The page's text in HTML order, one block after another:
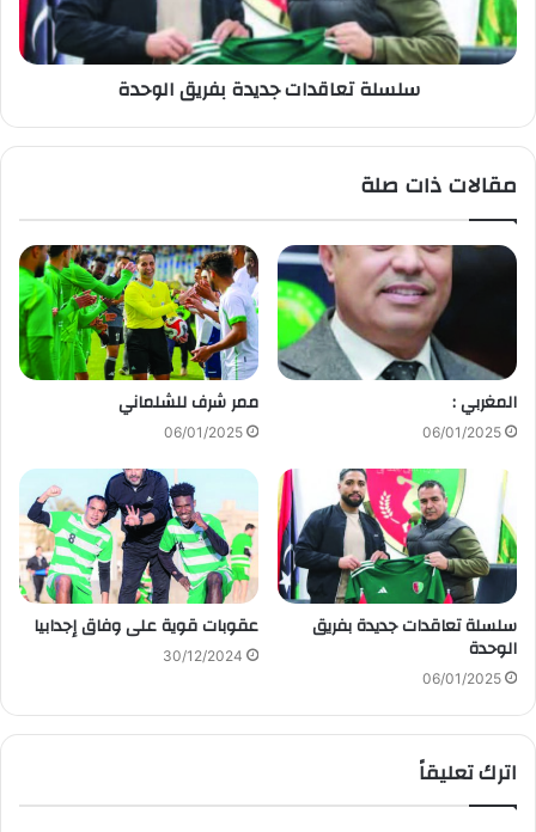
سلسلة تعاقدات جديدة بفريق الوحدة
مقالات ذات صلة
المغربي :
06/01/2025
ممر شرف للشلماني
06/01/2025
سلسلة تعاقدات جديدة بفريق
الوحدة
06/01/2025
عقوبات قوية على وفاق إجدابيا
30/12/2024
اترك تعليقاً